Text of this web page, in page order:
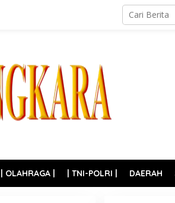
| OLAHRAGA | | TNI-POLRI | DAERAH